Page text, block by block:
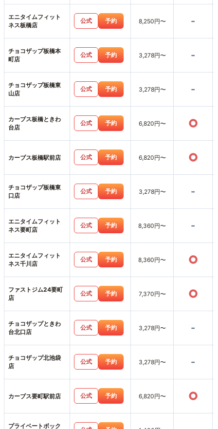
エニタイムフィット
ネス板橋店
公式 予約 8,250円〜 -
チョコザップ板橋本
町店
公式 予約 3,278円〜 -
チョコザップ板橋東
山店
公式 予約 3,278円〜 -
カーブス板橋ときわ
台店
公式 予約 6,820円〜 ○
カーブス板橋駅前店 公式 予約 6,820円〜 ○
チョコザップ板橋東
口店
公式 予約 3,278円〜 -
エニタイムフィット
ネス要町店
公式 予約 8,360円〜 -
エニタイムフィット
ネス千川店
公式 予約 8,360円〜 ○
ファストジム24要町
店
公式 予約 7,370円〜 ○
チョコザップときわ
台北口店
公式 予約 3,278円〜 -
チョコザップ北池袋
店
公式 予約 3,278円〜 -
カーブス要町駅前店 公式 予約 6,820円〜 ○
プライベートボック